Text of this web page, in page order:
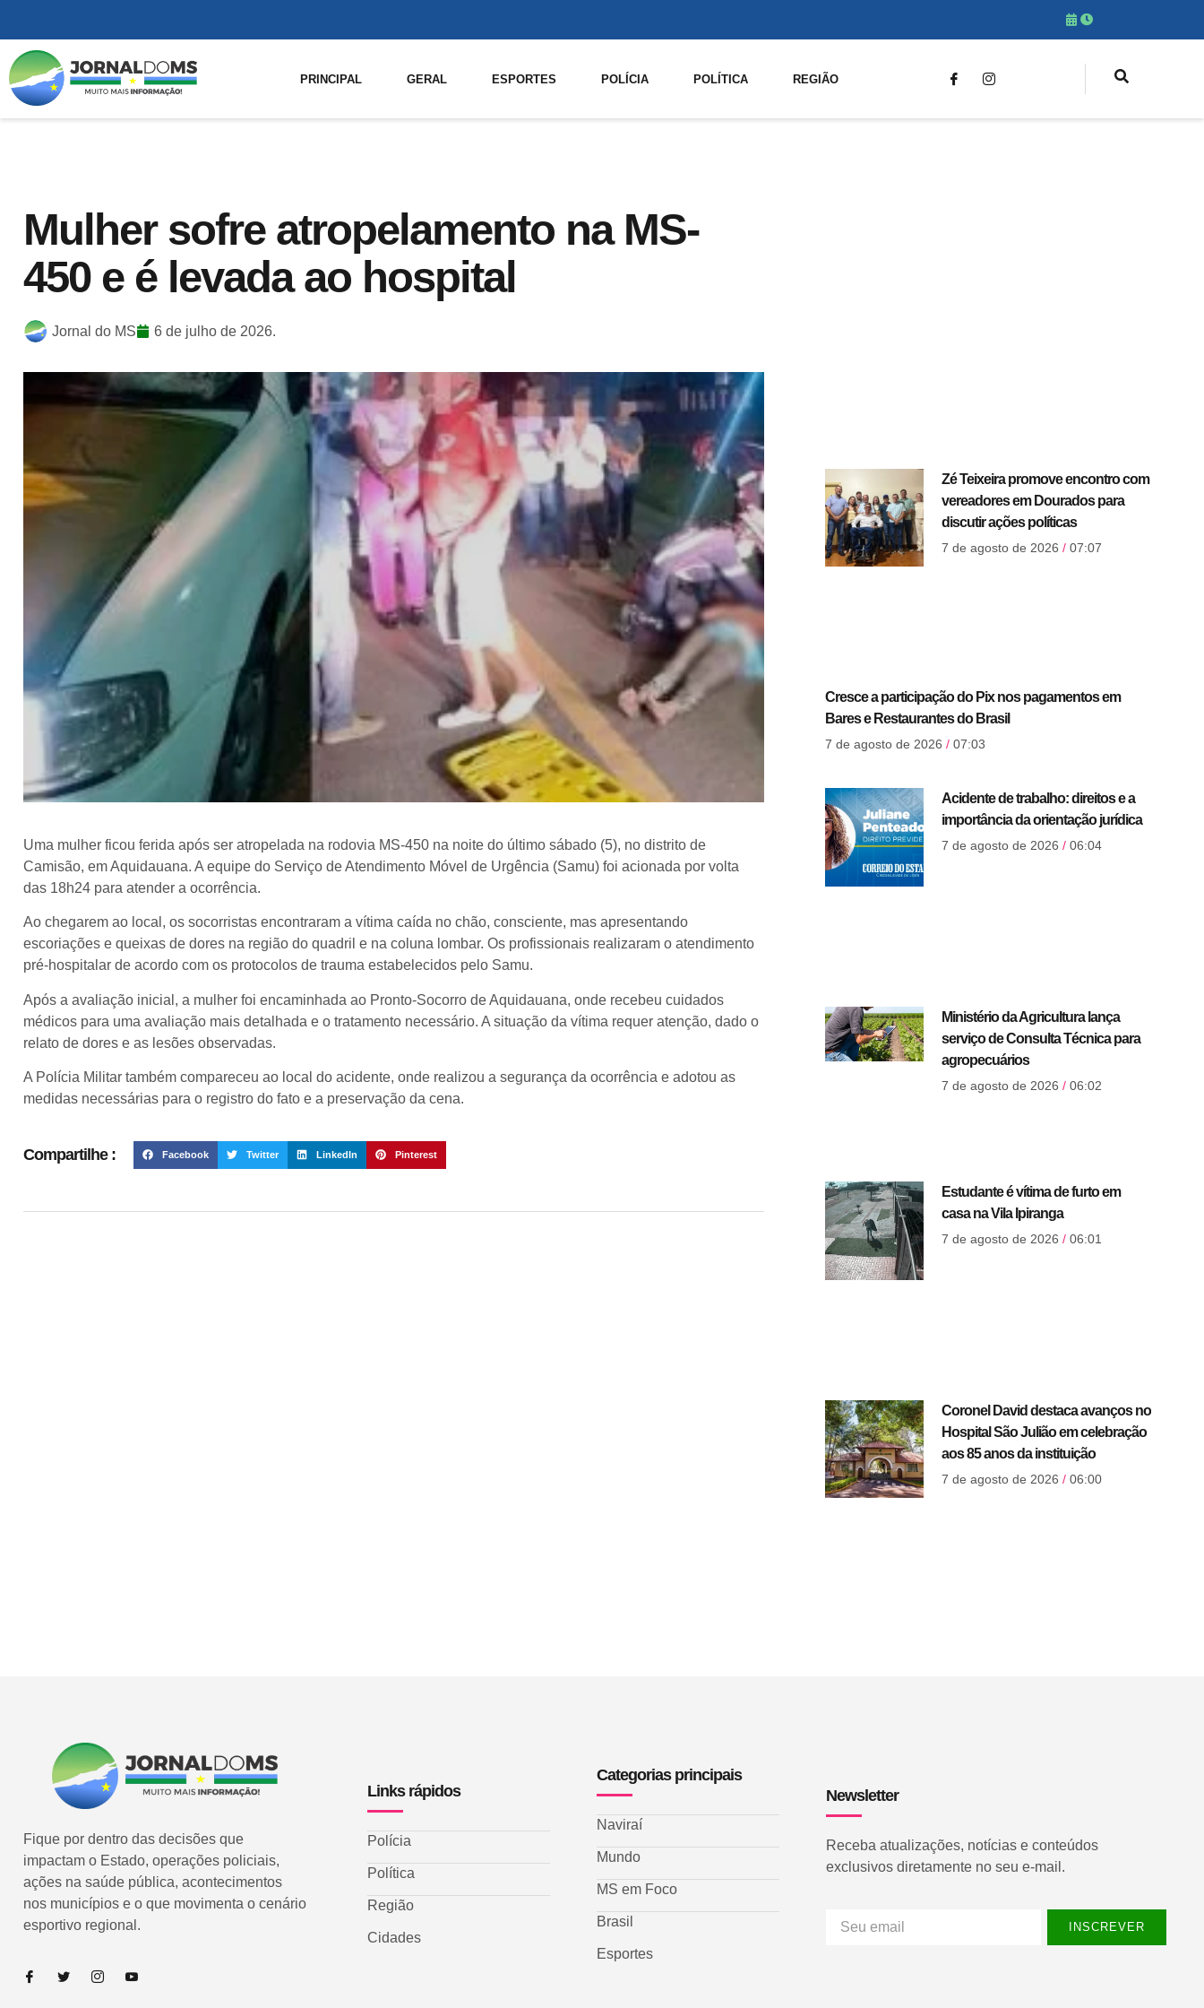
PRINCIPAL GERAL ESPORTES POLÍCIA POLÍTICA REGIÃO
Mulher sofre atropelamento na MS-
450 e é levada ao hospital
Jornal do MS 6 de julho de 2026.
Uma mulher ficou ferida após ser atropelada na rodovia MS-450 na noite do último sábado (5), no distrito de
Camisão, em Aquidauana. A equipe do Serviço de Atendimento Móvel de Urgência (Samu) foi acionada por volta
das 18h24 para atender a ocorrência.
Ao chegarem ao local, os socorristas encontraram a vítima caída no chão, consciente, mas apresentando
escoriações e queixas de dores na região do quadril e na coluna lombar. Os profissionais realizaram o atendimento
pré-hospitalar de acordo com os protocolos de trauma estabelecidos pelo Samu.
Após a avaliação inicial, a mulher foi encaminhada ao Pronto-Socorro de Aquidauana, onde recebeu cuidados
médicos para uma avaliação mais detalhada e o tratamento necessário. A situação da vítima requer atenção, dado o
relato de dores e as lesões observadas.
A Polícia Militar também compareceu ao local do acidente, onde realizou a segurança da ocorrência e adotou as
medidas necessárias para o registro do fato e a preservação da cena.
Compartilhe : Facebook Twitter LinkedIn Pinterest
Zé Teixeira promove encontro com
vereadores em Dourados para
discutir ações políticas
7 de agosto de 2026 07:07
Cresce a participação do Pix nos pagamentos em
Bares e Restaurantes do Brasil
7 de agosto de 2026 07:03
Acidente de trabalho: direitos e a
importância da orientação jurídica
7 de agosto de 2026 06:04
Ministério da Agricultura lança
serviço de Consulta Técnica para
agropecuários
7 de agosto de 2026 06:02
Estudante é vítima de furto em
casa na Vila Ipiranga
7 de agosto de 2026 06:01
Coronel David destaca avanços no
Hospital São Julião em celebração
aos 85 anos da instituição
7 de agosto de 2026 06:00
Fique por dentro das decisões que
impactam o Estado, operações policiais,
ações na saúde pública, acontecimentos
nos municípios e o que movimenta o cenário
esportivo regional.
Links rápidos
Polícia
Política
Região
Cidades
Categorias principais
Naviraí
Mundo
MS em Foco
Brasil
Esportes
Newsletter
Receba atualizações, notícias e conteúdos
exclusivos diretamente no seu e-mail.
INSCREVER